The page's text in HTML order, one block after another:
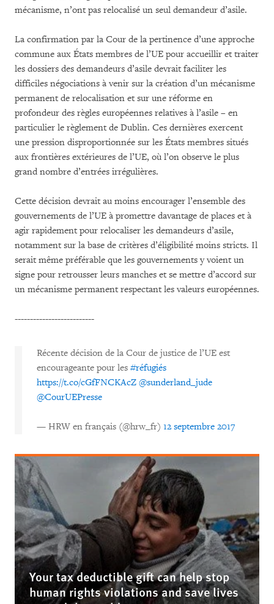
mécanisme, n’ont pas relocalisé un seul demandeur d’asile.
La confirmation par la Cour de la pertinence d’une approche
commune aux États membres de l’UE pour accueillir et traiter
les dossiers des demandeurs d’asile devrait faciliter les
difficiles négociations à venir sur la création d’un mécanisme
permanent de relocalisation et sur une réforme en
profondeur des règles européennes relatives à l’asile – en
particulier le règlement de Dublin. Ces dernières exercent
une pression disproportionnée sur les États membres situés
aux frontières extérieures de l’UE, où l’on observe le plus
grand nombre d’entrées irrégulières.
Cette décision devrait au moins encourager l’ensemble des
gouvernements de l’UE à promettre davantage de places et à
agir rapidement pour relocaliser les demandeurs d’asile,
notamment sur la base de critères d’éligibilité moins stricts. Il
serait même préférable que les gouvernements y voient un
signe pour retrousser leurs manches et se mettre d’accord sur
un mécanisme permanent respectant les valeurs européennes.
--------------------------
Récente décision de la Cour de justice de l’UE est
encourageante pour les #réfugiés
https://t.co/cGfFNCKAcZ @sunderland_jude
@CourUEPresse
— HRW en français (@hrw_fr) 12 septembre 2017
Your tax deductible gift can help stop
human rights violations and save lives